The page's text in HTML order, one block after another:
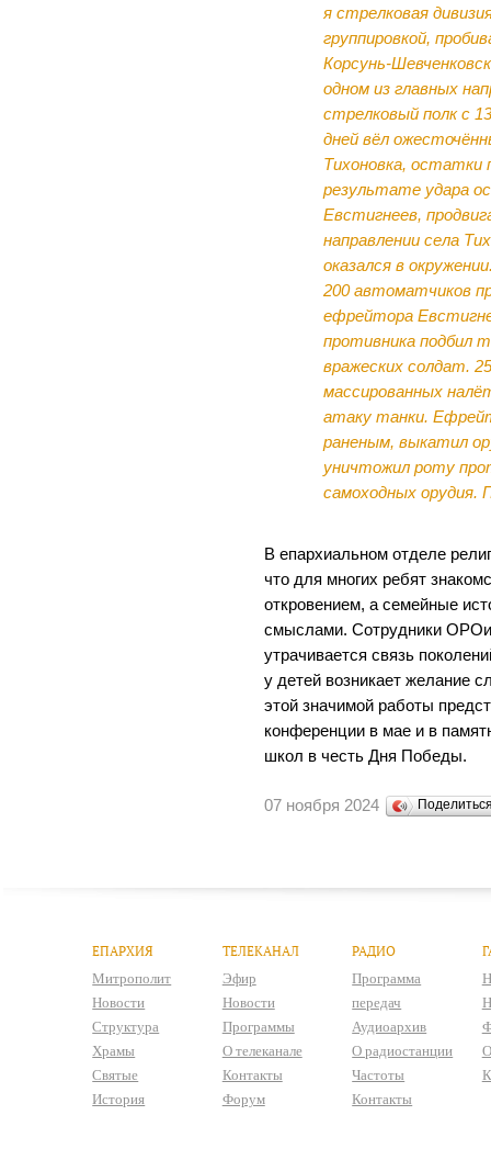
я стрелковая
группировкой,
Корсунь-
одном из главных
стрелковый полк с
дней вёл
Тихоновка, остатки
результате удара
Евстигнеев,
направлении села
оказался в
200 автоматчиков
ефрейтора
противника подбил
вражеских солдат.
массированных
атаку танки.
раненым, выкатил
уничтожил роту
самоходных орудия.
В епархиальном отделе
что для многих ребят
откровением, а семейные
смыслами. Сотрудники
утрачивается связь
у детей возникает желание
этой значимой работы
конференции в мае и в
школ в честь Дня Победы.
07 ноября 2024
ЕПАРХИЯ
Митрополит
Новости
Структура
Храмы
Святые
История
ТЕЛЕКАНАЛ
Эфир
Новости
Программы
О телеканале
Контакты
Форум
РАДИО
Программа
передач
Аудиоархив
О радиостанции
Частоты
Контакты